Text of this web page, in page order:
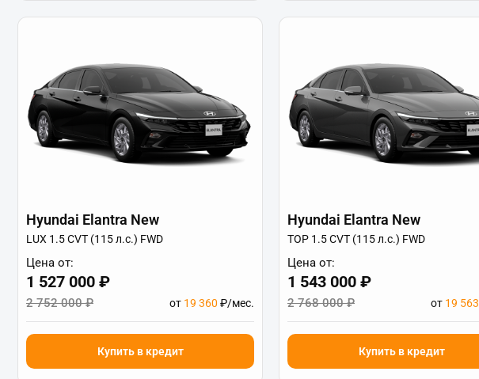
Hyundai Elantra New
LUX 1.5 CVT (115 л.с.) FWD
Цена от:
1 527 000 ₽
2 752 000 ₽ от 19 360 ₽/мес.
Купить в кредит
Hyundai Elantra New
TOP 1.5 CVT (115 л.с.) FWD
Цена от:
1 543 000 ₽
2 768 000 ₽ от 19 563
Купить в кредит